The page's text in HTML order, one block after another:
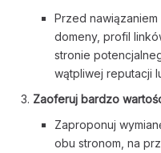
Przed
domeny, profil
stronie
wątpliwej reputacji
Zaoferuj bardzo
Zaproponuj
obu stronom, na